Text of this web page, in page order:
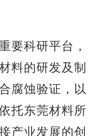
要科研平台，
料的研发及制
腐蚀验证，以
托东莞材料所
产业发展的创